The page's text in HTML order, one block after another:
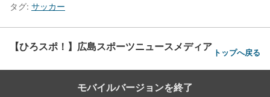
タグ: サッカー
【ひろスポ！】広島スポーツニュースメディア トップへ戻る
モバイルバージョンを終了